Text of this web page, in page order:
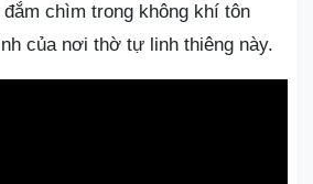
chìm trong không khí tôn
của nơi thờ tự linh thiêng này.